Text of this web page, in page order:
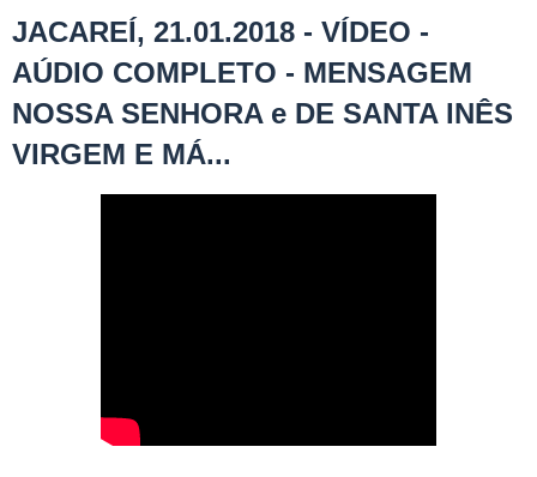
JACAREÍ, 21.01.2018 - VÍDEO -
AÚDIO COMPLETO - MENSAGEM
NOSSA SENHORA e DE SANTA INÊS
VIRGEM E MÁ...